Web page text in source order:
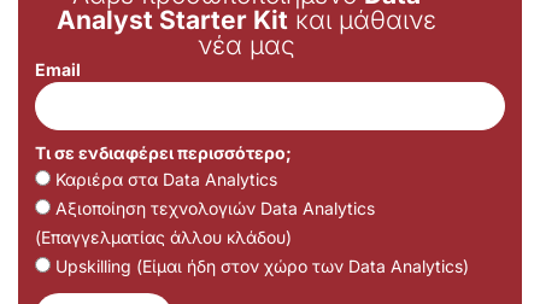
Analyst Starter Kit και μάθαινε
νέα μας
Email
Τι σε ενδιαφέρει περισσότερο;
Καριέρα στα Data Analytics
Αξιοποίηση τεχνολογιών Data Analytics
(Επαγγελματίας άλλου κλάδου)
Upskilling (Είμαι ήδη στον χώρο των Data Analytics)